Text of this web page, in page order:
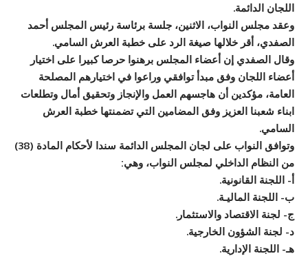
اللجان الدائمة.
وعقد مجلس النواب، الاثنين، جلسة برئاسة رئيس المجلس أحمد
الصفدي، أقر خلالها صيغة الرد على خطبة العرش السامي.
وقال الصفدي إن أعضاء المجلس برهنوا حرصا كبيرا على اختيار
أعضاء اللجان وفق مبدأ توافقي وراعوا في اختيارهم المصلحة
العامة، مؤكدين أن هاجسهم العمل والإنجاز وتحقيق أمال وتطلعات
ابناء شعبنا العزيز وفق المضامين التي تضمنتها خطبة العرش
السامي.
وتوافق النواب على لجان المجلس الدائمة سندا لأحكام المادة (38)
من النظام الداخلي لمجلس النواب، وهي:
أ- اللجنة القانونية.
ب- اللجنة الماليـة.
ج- لجنة الاقتصاد والاستثمار.
د- لجنة الشؤون الخارجية.
هـ- اللجنة الإدارية.